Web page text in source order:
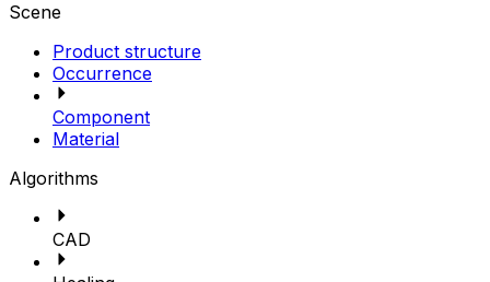
Scene
Product structure
Occurrence
Component
Material
Algorithms
CAD